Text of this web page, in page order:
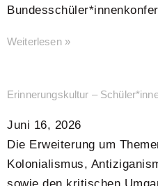
Weiterlesen »
Erinnerungskultur –
Juni 16, 2026
Die Erweiterung um
Kolonialismus,